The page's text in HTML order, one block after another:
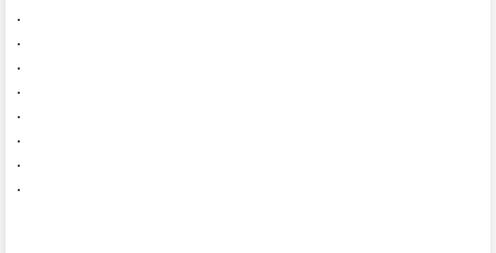
.
.
.
.
.
.
.
.